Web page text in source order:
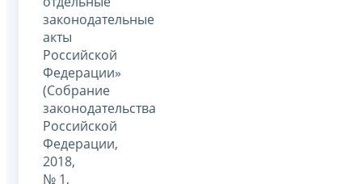
законодательные
акты
Российской
Федерации»
(Собрание
законодательства
Российской
Федерации,
2018,
№ 1,